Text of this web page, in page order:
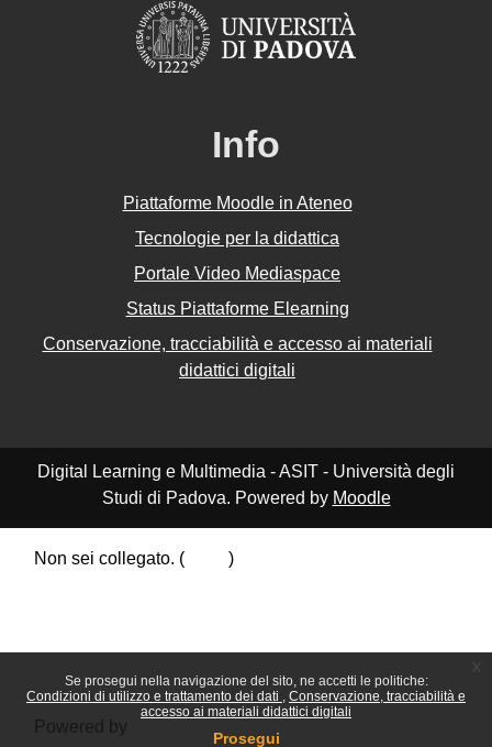
Se prosegui nella navigazione del sito, ne accetti le politiche:
Condizioni di utilizzo e trattamento dei dati
Conservazione, tracciabilità e
accesso ai materiali didattici digitali
Prosegui
Info
Piattaforme Moodle in Ateneo
Tecnologie per la didattica
Portale Video Mediaspace
Status Piattaforme Elearning
Conservazione, tracciabilità e accesso ai materiali
didattici digitali
Digital Learning e Multimedia - ASIT - Università degli
Studi di Padova. Powered by Moodle
Non sei collegato. (
)
Powered by